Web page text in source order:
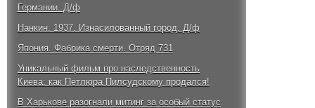
Германии. Д/ф
Нанкин. 1937. Изнасилованный город. Д/ф
Япония. Фабрика смерти. Отряд 731
Уникальный фильм про наследственность
Киева: как Петлюра Пилсудскому продался!
В Харькове разогнали митинг за особый статус